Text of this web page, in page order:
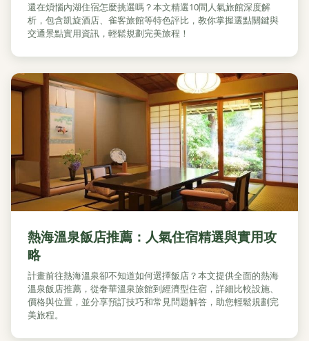
還在煩惱內湖住宿怎麼挑選嗎？本文精選10間人氣旅館深度解
析，包含凱旋酒店、雀客旅館等特色評比，教你掌握選點關鍵與
交通景點實用資訊，輕鬆規劃完美旅程！
熱海溫泉飯店推薦：人氣住宿精選與實用攻
略
計畫前往熱海溫泉卻不知道如何選擇飯店？本文提供全面的熱海
溫泉飯店推薦，從奢華溫泉旅館到經濟型住宿，詳細比較設施、
價格與位置，並分享預訂技巧和常見問題解答，助您輕鬆規劃完
美旅程。